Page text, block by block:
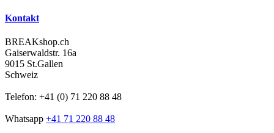
Kontakt
BREAKshop.ch
Gaiserwaldstr. 16a
9015 St.Gallen
Schweiz
Telefon: +41 (0) 71 220 88 48
Whatsapp +41 71 220 88 48